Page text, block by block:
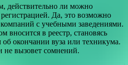
действительно ли можно
Да, это возможно
компаний с учебными заведениями.
вносится в реестр, становясь
окончании вуза или техникума.
не вызовет сомнений.